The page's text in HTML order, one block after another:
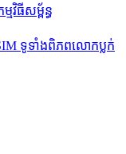
ម្មវិធីសម្ព័ន្ធ
ទូទាំងពិភពលោកប្លក់